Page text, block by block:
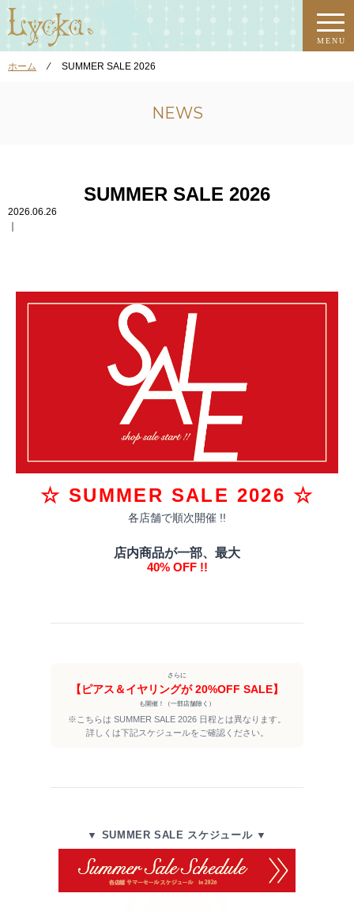
MENU
ホーム ⁄ SUMMER SALE 2026
NEWS
SUMMER SALE 2026
2026.06.26
☆ SUMMER SALE 2026 ☆
各店舗で順次開催 !!
店内商品が一部、最大
40% OFF !!
さらに
【ピアス＆イヤリングが 20%OFF SALE】
も開催！（一部店舗除く）
※こちらは SUMMER SALE 2026 日程とは異なります。
詳しくは下記スケジュールをご確認ください。
▼ SUMMER SALE スケジュール ▼